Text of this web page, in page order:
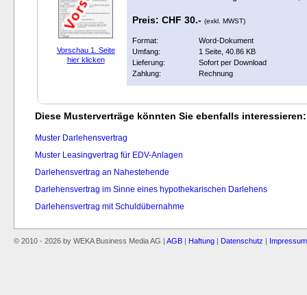
Vorschau 1. Seite
hier klicken
Preis: CHF 30.- (exkl. MWST)
Format:
Word-Dokument
Umfang:
1 Seite, 40.86 KB
Lieferung:
Sofort per Download
Zahlung:
Rechnung
Diese Musterverträge könnten Sie ebenfalls interessieren:
Muster Darlehensvertrag
Muster Leasingvertrag für EDV-Anlagen
Darlehensvertrag an Nahestehende
Darlehensvertrag im Sinne eines hypothekarischen Darlehens
Darlehensvertrag mit Schuldübernahme
© 2010 - 2026 by WEKA Business Media AG | AGB | Haftung | Datenschutz | Impressum